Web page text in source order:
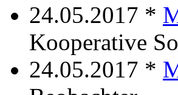
24.05.2017 *
Kooperative
24.05.2017 *